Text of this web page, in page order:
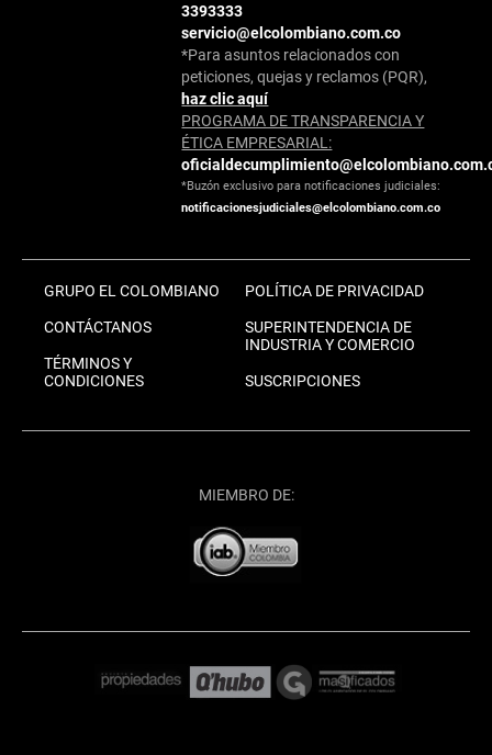
3393333
servicio@elcolombiano.com.co
*Para asuntos relacionados con
peticiones, quejas y reclamos (PQR),
haz clic aquí
PROGRAMA DE TRANSPARENCIA Y
ÉTICA EMPRESARIAL:
*Buzón exclusivo para notificaciones judiciales:
notificacionesjudiciales@elcolombiano.com.co
GRUPO EL COLOMBIANO
CONTÁCTANOS
TÉRMINOS Y
CONDICIONES
POLÍTICA DE PRIVACIDAD
SUPERINTENDENCIA DE
INDUSTRIA Y COMERCIO
SUSCRIPCIONES
MIEMBRO DE: